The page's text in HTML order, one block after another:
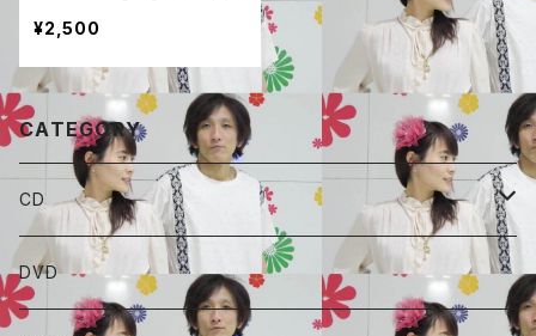
テッカー&ジャケット生写真
２枚
¥2,500
CATEGORY
CD
ALBAUM
DVD